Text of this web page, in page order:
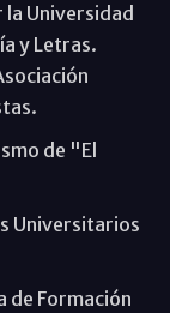
Universidad
y Letras.
de "El
Universitarios
de Formación